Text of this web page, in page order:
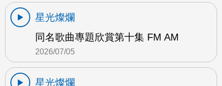
星光燦爛
同名歌曲專題欣賞第十集 FM AM
2026/07/05
星光燦爛